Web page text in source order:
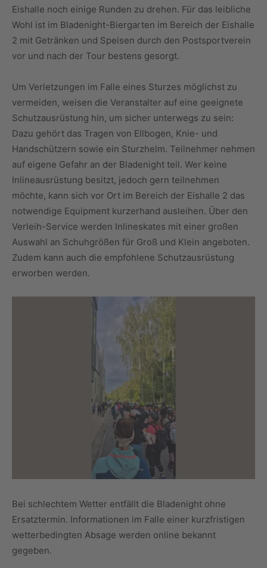
Eishalle noch einige Runden zu drehen. Für das leibliche
Wohl ist im Bladenight-Biergarten im Bereich der Eishalle
2 mit Getränken und Speisen durch den Postsportverein
vor und nach der Tour bestens gesorgt.
Um Verletzungen im Falle eines Sturzes möglichst zu
vermeiden, weisen die Veranstalter auf eine geeignete
Schutzausrüstung hin, um sicher unterwegs zu sein:
Dazu gehört das Tragen von Ellbogen, Knie- und
Handschützern sowie ein Sturzhelm. Teilnehmer nehmen
auf eigene Gefahr an der Bladenight teil. Wer keine
Inlineausrüstung besitzt, jedoch gern teilnehmen
möchte, kann sich vor Ort im Bereich der Eishalle 2 das
notwendige Equipment kurzerhand ausleihen. Über den
Verleih-Service werden Inlineskates mit einer großen
Auswahl an Schuhgrößen für Groß und Klein angeboten.
Zudem kann auch die empfohlene Schutzausrüstung
erworben werden.
Bei schlechtem Wetter entfällt die Bladenight ohne
Ersatztermin. Informationen im Falle einer kurzfristigen
wetterbedingten Absage werden online bekannt
gegeben.